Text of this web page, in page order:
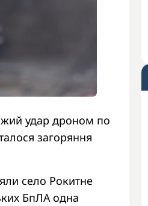
удар дроном по
загоряння
село Рокитне
БпЛА одна